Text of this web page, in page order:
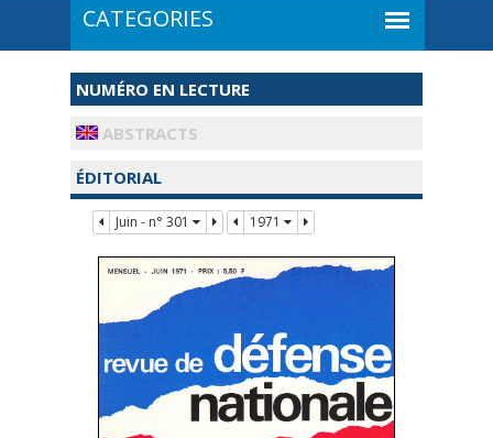
NUMÉRO EN LECTURE
ABSTRACTS
ÉDITORIAL
Juin - n° 301 1971